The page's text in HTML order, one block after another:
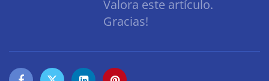
Valora este artículo.
Gracias!